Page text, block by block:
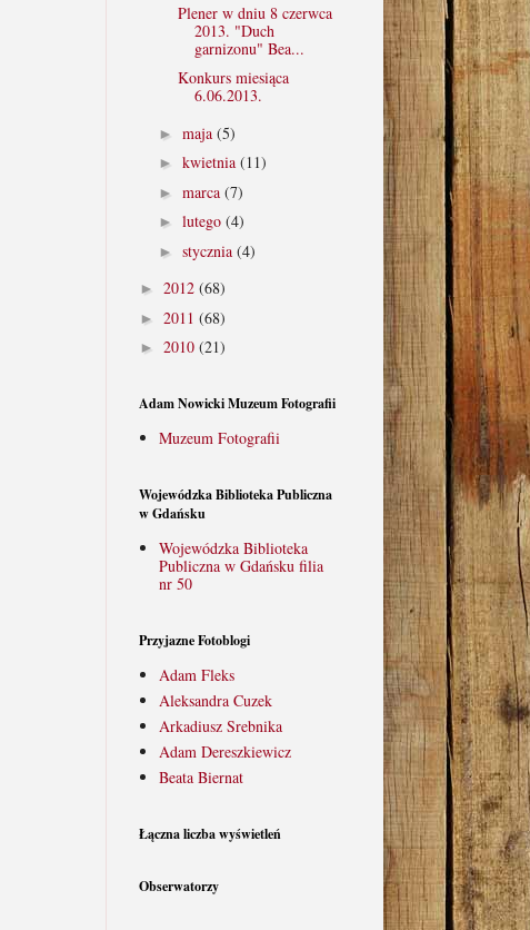
Plener w dniu 8 czerwca
2013. "Duch
garnizonu" Bea...
Konkurs miesiąca
6.06.2013.
► maja (5)
► kwietnia (11)
► marca (7)
► lutego (4)
► stycznia (4)
► 2012 (68)
► 2011 (68)
► 2010 (21)
Adam Nowicki Muzeum Fotografii
Muzeum Fotografii
Wojewódzka Biblioteka Publiczna
w Gdańsku
Wojewódzka Biblioteka
Publiczna w Gdańsku filia
nr 50
Przyjazne Fotoblogi
Adam Fleks
Aleksandra Cuzek
Arkadiusz Srebnika
Adam Dereszkiewicz
Beata Biernat
Łączna liczba wyświetleń
Obserwatorzy